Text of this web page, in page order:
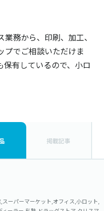
務から、印刷、加工、
プでご相談いただけま
保有しているので、小ロ
掲載記事
ーパーマーケット,オフィス,小ロット,